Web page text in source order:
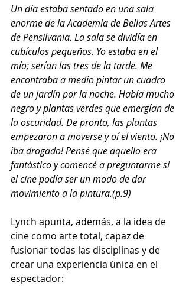
Un día estaba sentado en una sala
enorme de la Academia de Bellas Artes
de Pensilvania. La sala se dividía en
cubículos pequeños. Yo estaba en el
mío; serían las tres de la tarde. Me
encontraba a medio pintar un cuadro
de un jardín por la noche. Había mucho
negro y plantas verdes que emergían de
la oscuridad. De pronto, las plantas
empezaron a moverse y oí el viento. ¡No
iba drogado! Pensé que aquello era
fantástico y comencé a preguntarme si
el cine podía ser un modo de dar
movimiento a la pintura.(p.9)
Lynch apunta, además, a la idea de
cine como arte total, capaz de
fusionar todas las disciplinas y de
crear una experiencia única en el
espectador: